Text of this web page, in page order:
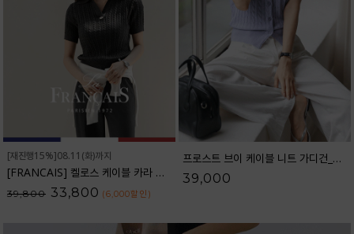
[재진행15%]08.11(화)까지
[FRANCAIS] 켈로스 케이블 카라 니트_F6S256KN
39,800 33,800 (6,000할인 )
프로스트 브이 케이블 니트 가디건_61CA1478
39,000